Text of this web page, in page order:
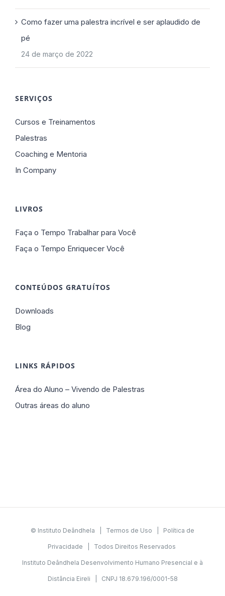
Como fazer uma palestra incrível e ser aplaudido de
pé
24 de março de 2022
SERVIÇOS
Cursos e Treinamentos
Palestras
Coaching e Mentoria
In Company
LIVROS
Faça o Tempo Trabalhar para Você
Faça o Tempo Enriquecer Você
CONTEÚDOS GRATUÍTOS
Downloads
Blog
LINKS RÁPIDOS
Área do Aluno – Vivendo de Palestras
Outras áreas do aluno
© Instituto Deândhela | Termos de Uso Política de
Privacidade | Todos Direitos Reservados
Instituto Deândhela Desenvolvimento Humano Presencial e à
Distância Eireli | CNPJ 18.679.196/0001-58